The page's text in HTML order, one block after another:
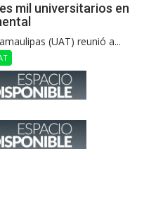
mil universitarios en
(UAT) reunió a...